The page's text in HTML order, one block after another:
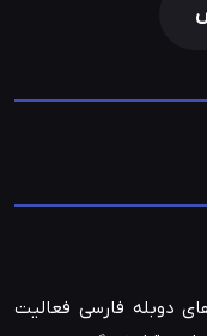
دوبله فارسی فعالیت